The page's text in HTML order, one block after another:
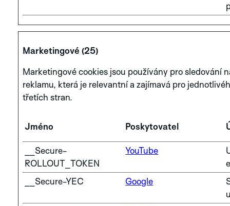
Marketingové (25)
Marketingové cookies jsou používány pro sledování
reklamu, která je relevantní a zajímavá pro
třetích stran.
Jméno Poskytovatel
__Secure-
ROLLOUT_TOKEN
YouTube
__Secure-YEC
Google